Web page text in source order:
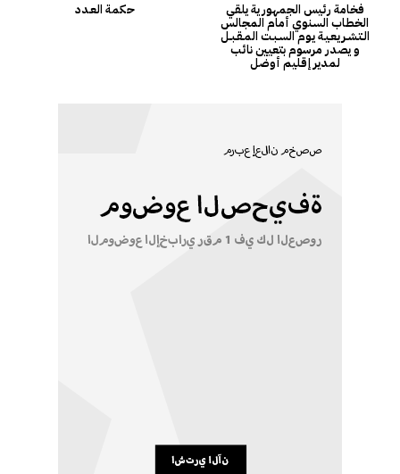
حكمة العـدد فخامة رئيس الجمهورية يلقي
الخطاب السنوي أمام المجالس
الـتـشـريـعـيـة يـوم السـبـت المـقـبــل
و يصدر مرسوم بتعيين نائب
لمدير إقليم أوضل